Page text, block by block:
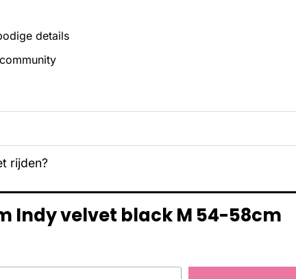
details
rijden?
Indy velvet black M 54-58cm